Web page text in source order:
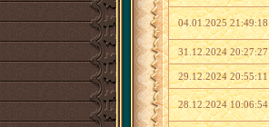
04.01.2025 21:49:18
31.12.2024 20:27:27
29.12.2024 20:55:11
28.12.2024 10:06:54